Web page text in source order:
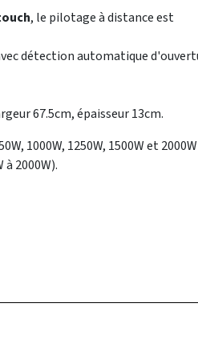
, le pilotage à distance est
détection automatique
67.5cm, épaisseur 13cm.
1000W, 1250W, 1500W et
2000W).